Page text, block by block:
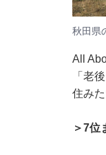
秋田県
All
「老
住み
＞7位